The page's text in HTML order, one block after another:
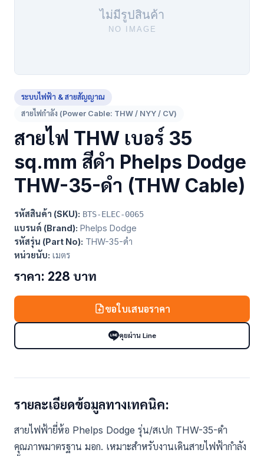
ระบบไฟฟ้า & สายสัญญาณ
สายไฟกำลัง (Power Cable: THW / NYY / CV)
สายไฟ THW เบอร์ 35
sq.mm สีดำ Phelps Dodge
THW-35-ดำ (THW Cable)
รหัสสินค้า (SKU): BTS-ELEC-0065
แบรนด์ (Brand): Phelps Dodge
รหัสรุ่น (Part No): THW-35-ดำ
หน่วยนับ: เมตร
ราคา: 228 บาท
ขอใบเสนอราคา
คุยผ่าน Line
รายละเอียดข้อมูลทางเทคนิค:
สายไฟฟ้ายี่ห้อ Phelps Dodge รุ่น/สเปก THW-35-ดำ
คุณภาพมาตรฐาน มอก. เหมาะสำหรับงานเดินสายไฟฟ้ากำลัง